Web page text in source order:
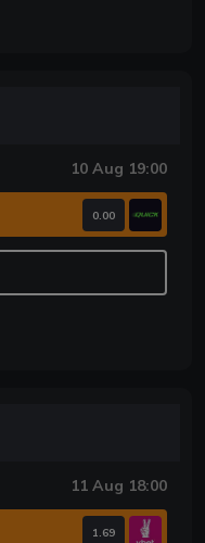
10 Aug 19:00
0.00
11 Aug 18:00
1.69